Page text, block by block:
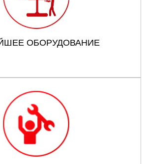
ОБОРУДОВАНИЕ